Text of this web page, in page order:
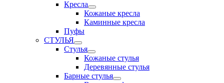
Кресла
Кожаные кресла
Каминные кресла
Пуфы
СТУЛЬЯ
Стулья
Кожаные стулья
Деревянные стулья
Барные стулья